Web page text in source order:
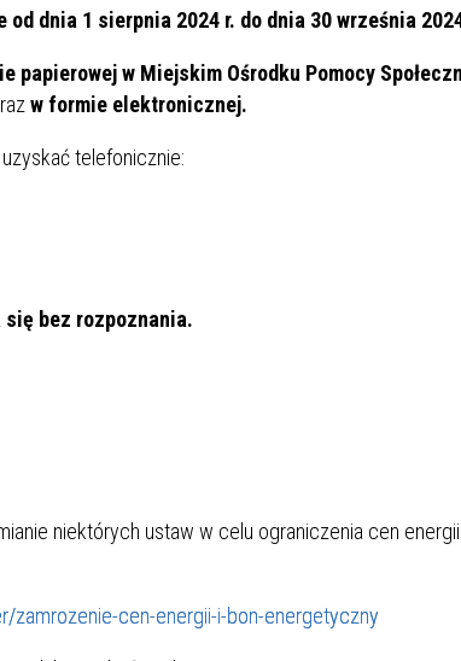
od dnia 1 sierpnia 2024 r. do dnia 30 września
papierowej w Miejskim Ośrodku Pomocy
w formie elektronicznej.
telefonicznie:
się bez rozpoznania.
niektórych ustaw w celu ograniczenia cen energii
zamrozenie-cen-energii-i-bon-energetyczny